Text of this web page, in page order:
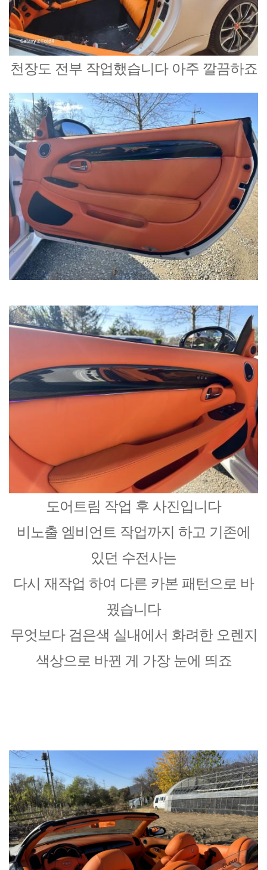
천장도 전부 작업했습니다 아주 깔끔하죠
도어트림 작업 후 사진입니다
비노출 엠비언트 작업까지 하고 기존에
있던 수전사는
다시 재작업 하여 다른 카본 패턴으로 바
꿨습니다
무엇보다 검은색 실내에서 화려한 오렌지
색상으로 바뀐 게 가장 눈에 띄죠